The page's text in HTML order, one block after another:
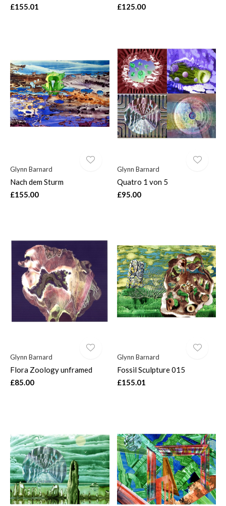
£155.01 £125.00
Glynn Barnard
Nach dem Sturm
£155.00
Glynn Barnard
Quatro 1 von 5
£95.00
Glynn Barnard
Flora Zoology unframed
£85.00
Glynn Barnard
Fossil Sculpture 015
£155.01